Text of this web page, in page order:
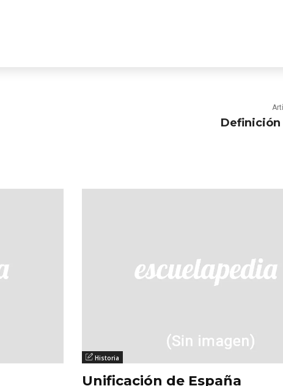
Historia
Unificación de España